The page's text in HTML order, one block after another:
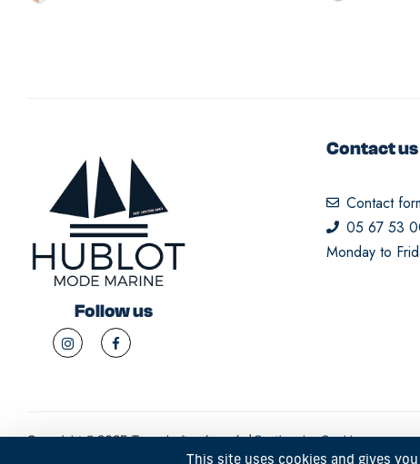
Follow us
Contact us
Contact
05 67 53
Monday to
Copyright © 2025. Tous droits réservés |Gestion des Cookies
This site uses cookies and gives